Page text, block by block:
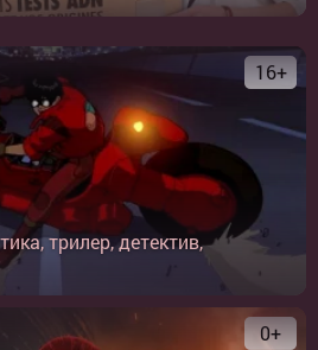
трилер, детектив,
16+
0+